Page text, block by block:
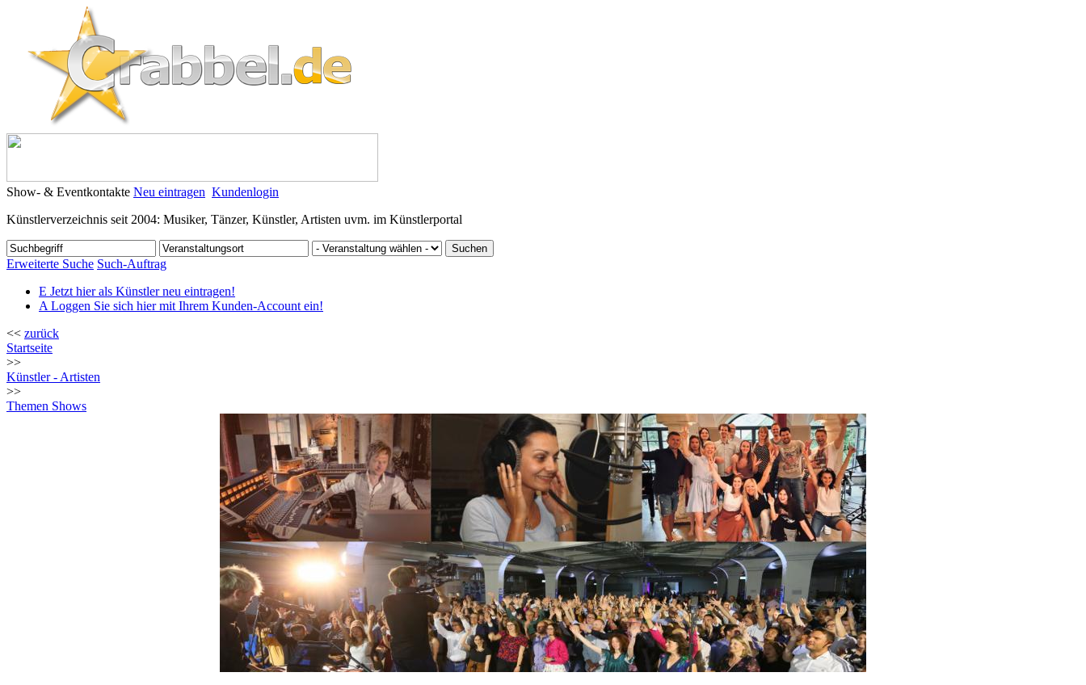
Show- & Eventkontakte Neu eintragen Kundenlogin
Künstlerverzeichnis seit 2004: Musiker, Tänzer, Künstler, Artisten uvm. im Künstlerportal
Erweiterte Suche Such-Auftrag
E Jetzt hier als Künstler neu eintragen!
A Loggen Sie sich hier mit Ihrem Kunden-Account ein!
<< zurück
Startseite
>>
Künstler - Artisten
>>
Themen Shows